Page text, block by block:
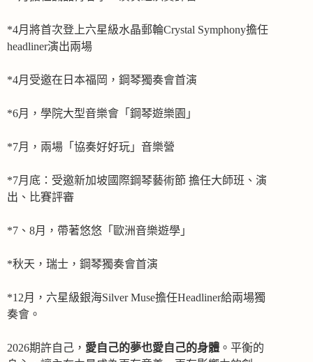
*4月將首次登上六星級水晶郵輪Crystal Symphony擔任
headliner演出兩場
*4月受邀在日本福岡，鋼琴獨奏會首演
*6月，學院大型音樂會「鋼琴遊樂園」
*7月，兩場「協奏好好玩」音樂營
*7月底：受邀新加坡國際鋼琴藝術節 擔任大師班、演
出、比賽評審
*7、8月，帶著悠悠「歐洲音樂遊學」
*秋天，瑞士，鋼琴獨奏會首演
*12月，六星級銀海Silver Muse擔任Headliner給兩場獨
奏會。
2026期許自己， 愛自己的夢也愛自己的身體 。平衡的